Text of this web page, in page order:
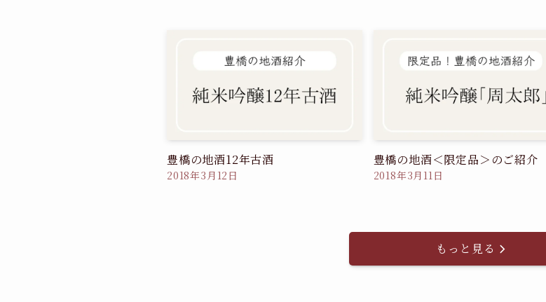
豊橋の地酒12年古酒
2018年3月12日
豊橋の地酒＜限定品＞のご紹介
2018年3月11日
もっと見る